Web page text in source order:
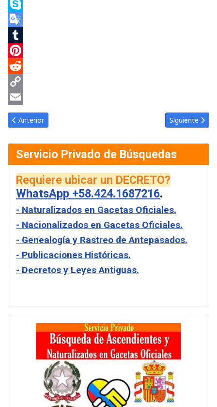
LinkedIn
Skype
Google
Translate
Tumblr
Pinterest
Reddit
Copy
Link
Email
Artículo anterior: Gaceta Oficial de Venezuela #39869 del jueves
Anterior Artículo
Siguiente
Servicio Privado de Búsquedas
Requiere ubicar un DECRETO?
WhatsApp +58.424.1687216.
- Naturalizados en Gacetas Oficiales.
- Nacionalizados en Gacetas Oficiales.
- Genealogía y Rastreo de Antepasados.
- Publicaciones Históricas.
- Decretos y Leyes Antiguas.